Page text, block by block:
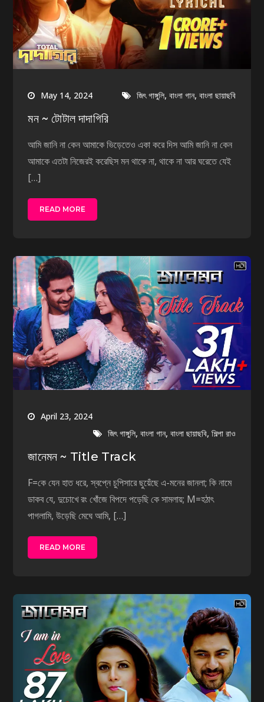
May 14, 2024 জিৎ গাঙ্গুলি,বাংলা গান,বাংলা ছায়াছবি
মন ~ টোটাল দাদাগিরি
আমি জানি না কেন আমাকে ভিড়েতেও একা করে দিস আমি জানি না কেন
আমাকে এতটা নিজেরই করেছিস মন থাকে না, থাকে না আর ঘরেতে যেই
[…]
READ MORE
April 23, 2024
জিৎ গাঙ্গুলি,বাংলা গান,বাংলা ছায়াছবি,শিল্পা রাও
জানেমন ~ Title Track
F=কে যেন হাত ধরে, স্বপ্নে চুপিসারে ছুয়েঁছে এ-মনের জানলা; কি নামে
ডাকব যে, দুচোখে রং খোঁজে বিপদে পড়েছি কে সামলায়; M=হঠাৎ
পাগলামি, উড়েছি মেঘে আমি, […]
READ MORE